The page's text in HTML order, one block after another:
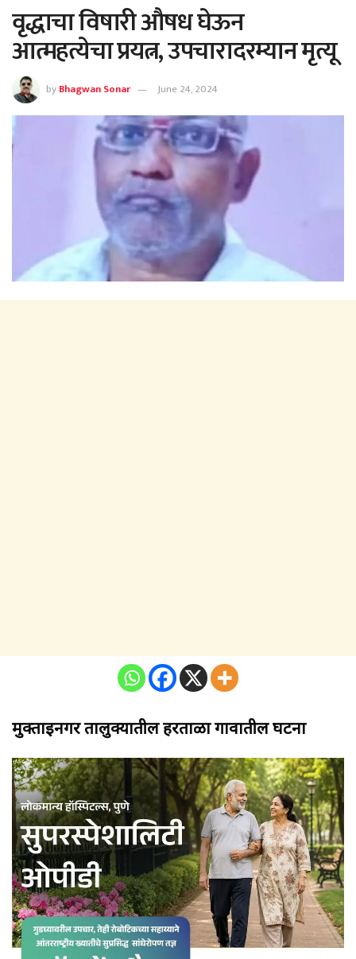
वृद्धाचा विषारी औषध घेऊन
आत्महत्येचा प्रयत्न, उपचारादरम्यान मृत्यू
byBhagwan Sonar June 24, 2024
मुक्ताईनगर तालुक्यातील हरताळा गावातील घटना